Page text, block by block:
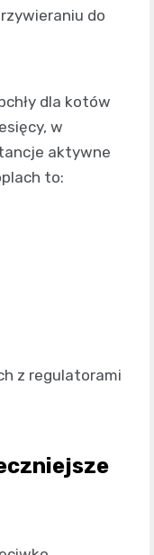
do
dla kotów
w
aktywne
to:
z regulatorami